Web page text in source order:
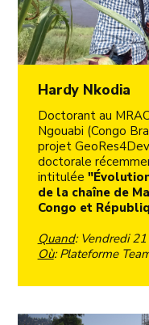
Hardy Nkodia
Doctorant au
Ngouabi (Congo
projet
doctorale
intitulée
de la chaîne de
Congo et
Quand: Vendredi
Où: Plateforme